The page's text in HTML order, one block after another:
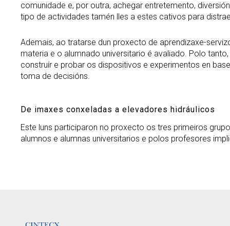
comunidade e, por outra, achegar entretemento,
tipo de actividades tamén lles a estes cativos para
Ademais, ao tratarse dun proxecto de aprendizaxe-
materia e o alumnado universitario é avaliado. Polo
construír e probar os dispositivos e experimentos en
toma de decisións.
De imaxes conxeladas a elevadores hidráulicos
Este luns participaron no proxecto os tres primeiros
alumnos e alumnas universitarios e polos profesores